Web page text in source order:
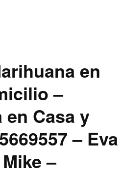
en
–
Casa y
– Eva
–